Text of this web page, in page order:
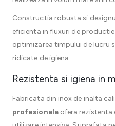
Constructia robusta si
eficienta in fluxuri de
optimizarea timpului de lucru
ridicate de igiena.
Rezistenta si igiena in
Fabricata din inox de inalta
profesionalaofera rezistenta